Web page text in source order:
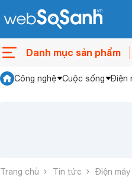
Danh mục sản phẩm
Công nghệ Cuộc sống Điện
Trang chủ Tin tức Điện máy